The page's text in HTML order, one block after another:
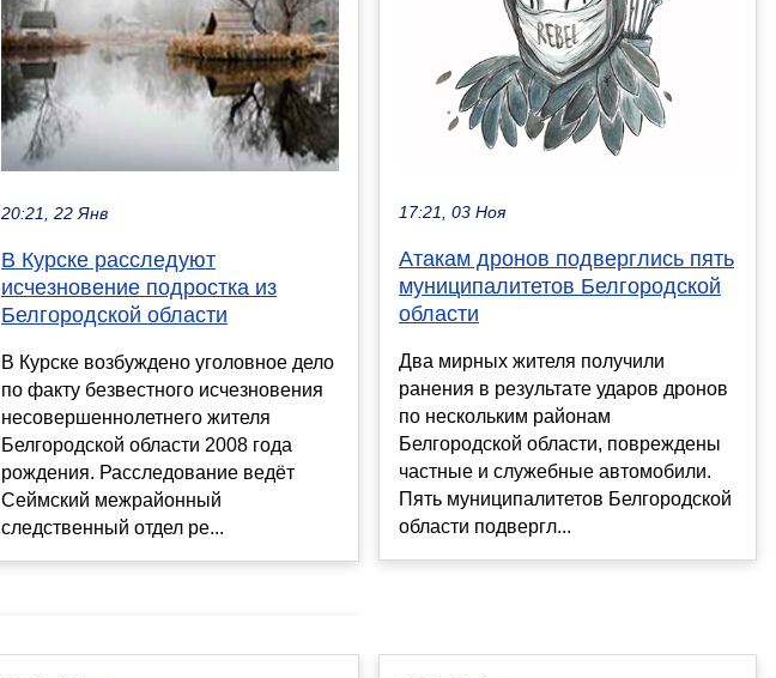
20:21, 22 Янв
В Курске расследуют
исчезновение подростка из
Белгородской области
В Курске возбуждено уголовное дело
по факту безвестного исчезновения
несовершеннолетнего жителя
Белгородской области 2008 года
рождения. Расследование ведёт
Сеймский межрайонный
следственный отдел ре...
17:21, 03 Ноя
Атакам дронов подверглись пять
муниципалитетов Белгородской
области
Два мирных жителя получили
ранения в результате ударов дронов
по нескольким районам
Белгородской области, повреждены
частные и служебные автомобили.
Пять муниципалитетов Белгородской
области подвергл...